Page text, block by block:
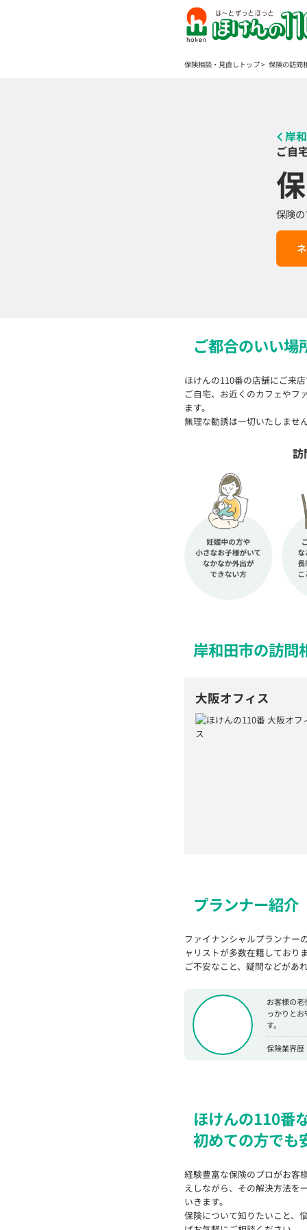
保険相談・見直しトップ 保険の訪問
岸
ご自
保険
ご都合のいい場
ほけんの110番の店舗にご来
ご自宅、お近くのカフェやフ
ます。
無理な勧誘は一切いたしませ
訪
岸和田市の訪問
大阪オフィス
プランナー紹介
ファイナンシャルプランナー
ャリストが多数在籍しており
ご不安なこと、疑問などがあ
お客様の老
っかりと
す。
保険業界歴
ほけんの110番
初めての方でも
経験豊富な保険のプロがお客
えしながら、その解決方法を
いきます。
保険について知りたいこと、